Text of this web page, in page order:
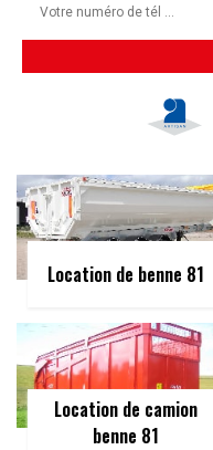
Location de benne 81
Location de camion
benne 81